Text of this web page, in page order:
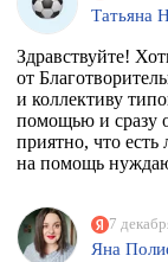
Татьяна
Здравствуйте!
от
и коллективу
помощью и сразу
приятно, что
на помощь
7
Яна